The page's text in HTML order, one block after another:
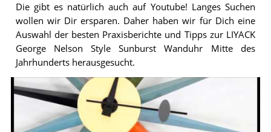
Die gibt es natürlich auch auf Youtube! Langes Suchen
wollen wir Dir ersparen. Daher haben wir für Dich eine
Auswahl der besten Praxisberichte und Tipps zur LIYACK
George Nelson Style Sunburst Wanduhr Mitte des
Jahrhunderts herausgesucht.
Video:
Nelson
Sunburst